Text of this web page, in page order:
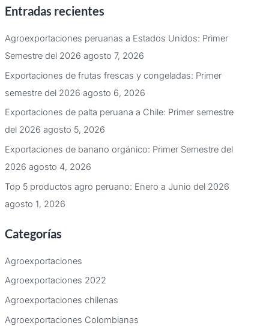
Entradas recientes
Agroexportaciones peruanas a Estados Unidos: Primer
Semestre del 2026 agosto 7, 2026
Exportaciones de frutas frescas y congeladas: Primer
semestre del 2026 agosto 6, 2026
Exportaciones de palta peruana a Chile: Primer semestre
del 2026 agosto 5, 2026
Exportaciones de banano orgánico: Primer Semestre del
2026 agosto 4, 2026
Top 5 productos agro peruano: Enero a Junio del 2026
agosto 1, 2026
Categorías
Agroexportaciones
Agroexportaciones 2022
Agroexportaciones chilenas
Agroexportaciones Colombianas